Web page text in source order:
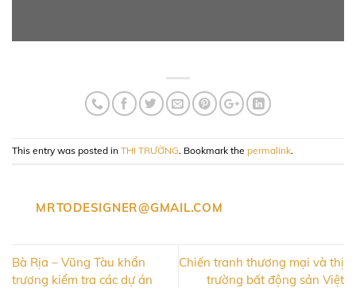
This entry was posted in THI TRƯỜNG. Bookmark the permalink.
MRTODESIGNER@GMAIL.COM
Bà Rịa – Vũng Tàu khẩn
trương kiểm tra các dự án
Chiến tranh thương mại và thị
trường bất động sản Việt